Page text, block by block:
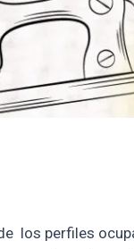
los perfiles